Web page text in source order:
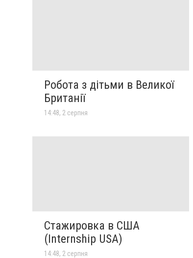
Робота з дітьми в Великої
Британії
14:48, 2 серпня
Стажировка в США
(Internship USA)
14:48, 2 серпня